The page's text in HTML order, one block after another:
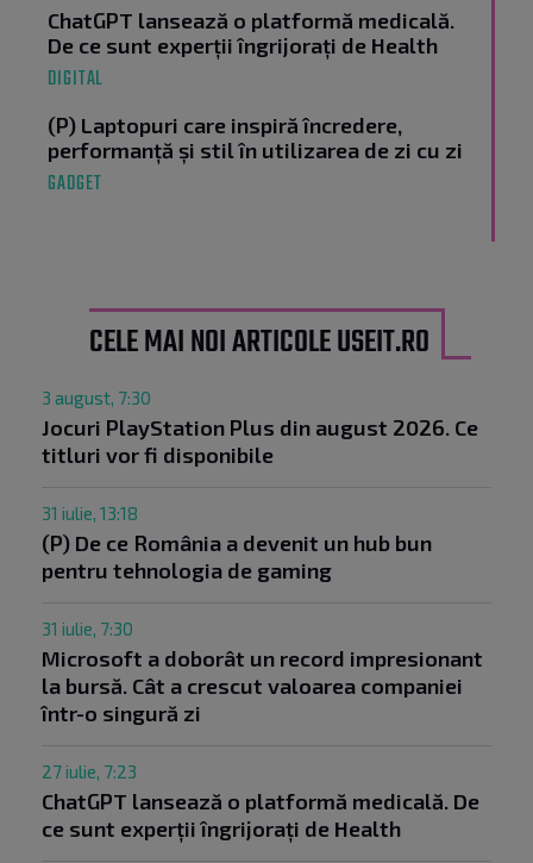
ChatGPT lansează o platformă medicală.
De ce sunt experții îngrijorați de Health
DIGITAL
(P) Laptopuri care inspiră încredere,
performanță și stil în utilizarea de zi cu zi
GADGET
CELE MAI NOI ARTICOLE USEIT.RO
3 august, 7:30
Jocuri PlayStation Plus din august 2026. Ce
titluri vor fi disponibile
31 iulie, 13:18
(P) De ce România a devenit un hub bun
pentru tehnologia de gaming
31 iulie, 7:30
Microsoft a doborât un record impresionant
la bursă. Cât a crescut valoarea companiei
într-o singură zi
27 iulie, 7:23
ChatGPT lansează o platformă medicală. De
ce sunt experții îngrijorați de Health